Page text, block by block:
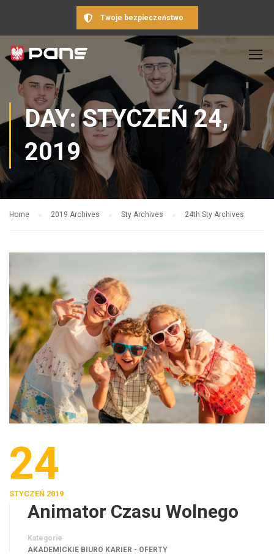
Twoje bezpieczeństwo
DAY: STYCZEŃ 24,
2019
Home 2019 Archives Sty Archives 24th Sty Archives
24
STYCZEŃ 2019
Animator Czasu Wolnego
Kategorie
AKADEMICKIE BIURO KARIER - OFERTY